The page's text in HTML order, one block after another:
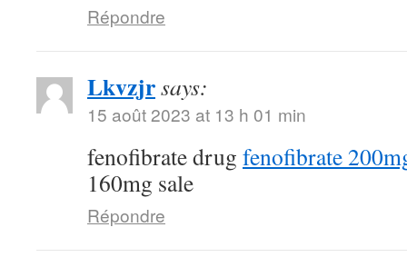
Répondre
Lkvzjrsays:
15 août 2023 at 13 h 01 min
fenofibrate drug fenofibrate
160mg sale
Répondre